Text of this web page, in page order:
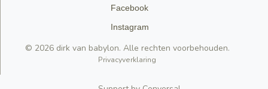
Facebook
Instagram
© 2026 dirk van babylon. Alle rechten voorbehouden.
Privacyverklaring